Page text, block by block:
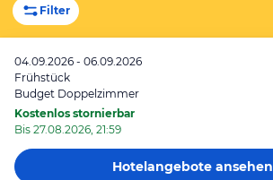
Filter
04.09.2026 - 06.09.2026
Frühstück
Budget Doppelzimmer
Kostenlos stornierbar
Bis 27.08.2026, 21:59
Hotelangeboteansehen